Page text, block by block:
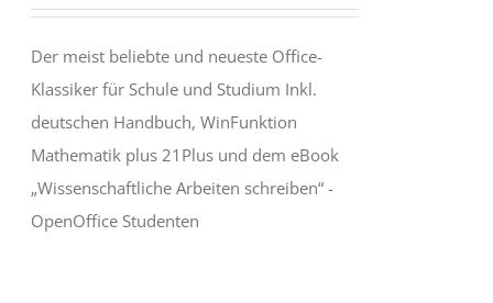
Der meist beliebte und neueste Office-
Klassiker für Schule und Studium Inkl.
deutschen Handbuch, WinFunktion
Mathematik plus 21Plus und dem eBook
„Wissenschaftliche Arbeiten schreiben“ -
OpenOffice Studenten